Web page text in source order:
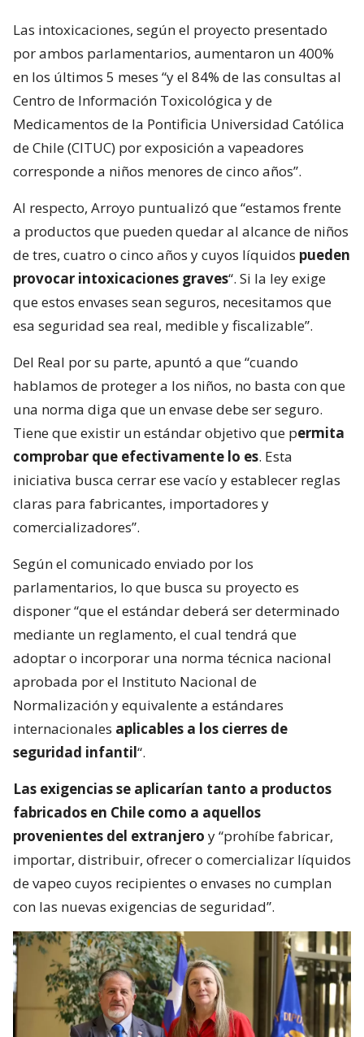
Las intoxicaciones, según el proyecto presentado
por ambos parlamentarios, aumentaron un 400%
en los últimos 5 meses “y el 84% de las consultas al
Centro de Información Toxicológica y de
Medicamentos de la Pontificia Universidad Católica
de Chile (CITUC) por exposición a vapeadores
corresponde a niños menores de cinco años”.
Al respecto, Arroyo puntualizó que “estamos frente
a productos que pueden quedar al alcance de niños
de tres, cuatro o cinco años y cuyos líquidos pueden
provocar intoxicaciones graves“. Si la ley exige
que estos envases sean seguros, necesitamos que
esa seguridad sea real, medible y fiscalizable”.
Del Real por su parte, apuntó a que “cuando
hablamos de proteger a los niños, no basta con que
una norma diga que un envase debe ser seguro.
Tiene que existir un estándar objetivo que permita
comprobar que efectivamente lo es. Esta
iniciativa busca cerrar ese vacío y establecer reglas
claras para fabricantes, importadores y
comercializadores”.
Según el comunicado enviado por los
parlamentarios, lo que busca su proyecto es
disponer “que el estándar deberá ser determinado
mediante un reglamento, el cual tendrá que
adoptar o incorporar una norma técnica nacional
aprobada por el Instituto Nacional de
Normalización y equivalente a estándares
internacionales aplicables a los cierres de
seguridad infantil“.
Las exigencias se aplicarían tanto a productos
fabricados en Chile como a aquellos
provenientes del extranjero y “prohíbe fabricar,
importar, distribuir, ofrecer o comercializar líquidos
de vapeo cuyos recipientes o envases no cumplan
con las nuevas exigencias de seguridad”.